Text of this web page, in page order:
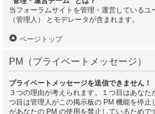
当フォーラムサイトを管理・運営している
（管理人） とモデレータが含まれます。
ページトップ
PM（プライベートメッセージ）
プライベートメッセージを送信できません！
３つの理由が考えられます。１つ目はあなた
つ目は管理人がこの掲示板の PM 機能を停止
があなたの PM の使用を禁止しているため